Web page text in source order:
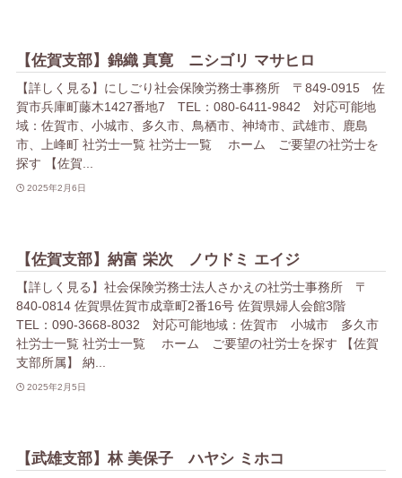
【佐賀支部】錦織 真寛 ニシゴリ マサヒロ
【詳しく見る】にしごり社会保険労務士事務所 〒849-0915 佐
賀市兵庫町藤木1427番地7 TEL：080-6411-9842 対応可能地
域：佐賀市、小城市、多久市、鳥栖市、神埼市、武雄市、鹿島
市、上峰町 社労士一覧 社労士一覧 ホーム ご要望の社労士を
探す 【佐賀...
2025年2月6日
【佐賀支部】納富 栄次 ノウドミ エイジ
【詳しく見る】社会保険労務士法人さかえの社労士事務所 〒
840-0814 佐賀県佐賀市成章町2番16号 佐賀県婦人会館3階
TEL：090-3668-8032 対応可能地域：佐賀市 小城市 多久市
社労士一覧 社労士一覧 ホーム ご要望の社労士を探す 【佐賀
支部所属】 納...
2025年2月5日
【武雄支部】林 美保子 ハヤシ ミホコ